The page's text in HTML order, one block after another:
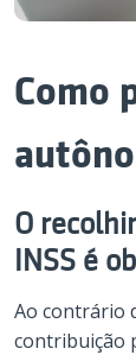
Como
O
INSS é
Ao contrário
contribuição